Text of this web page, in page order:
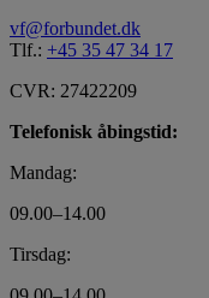
vf@forbundet.dk
Tlf.: +45 35 47 34 17
CVR: 27422209
Telefonisk åbingstid:
Mandag:
09.00–14.00
Tirsdag: